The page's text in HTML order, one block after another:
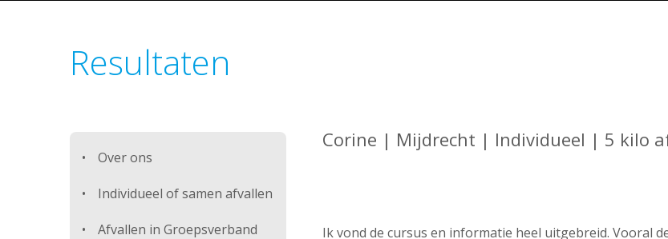
Resultaten
Over ons
Individueel of samen afvallen
Afvallen in Groepsverband
Corine | Mijdrecht | Individueel | 5 kilo
Ik vond de cursus en informatie heel uitgebreid. Vooral